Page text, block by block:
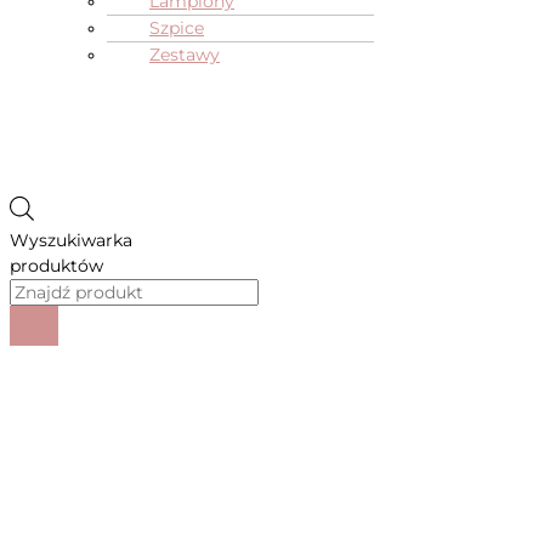
Szpice
Zestawy
Wyszukiwarka
produktów